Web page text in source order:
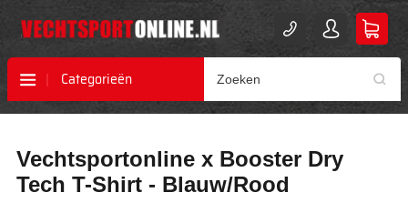
Categorieën
naar
het
einde
naar
het
begin
Vechtsportonline x Booster Dry
Tech T-Shirt - Blauw/Rood